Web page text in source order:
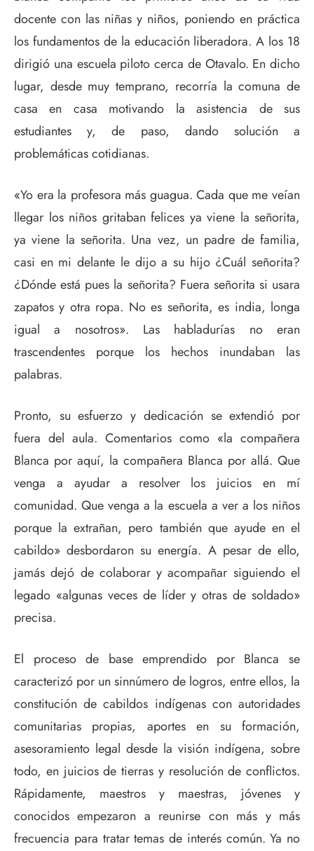
docente con las niñas y niños, poniendo en práctica
los fundamentos de la educación liberadora. A los 18
dirigió una escuela piloto cerca de Otavalo. En dicho
lugar, desde muy temprano, recorría la comuna de
casa en casa motivando la asistencia de sus
estudiantes y, de paso, dando solución a
problemáticas cotidianas.
«Yo era la profesora más guagua. Cada que me veían
llegar los niños gritaban felices ya viene la señorita,
ya viene la señorita. Una vez, un padre de familia,
casi en mi delante le dijo a su hijo ¿Cuál señorita?
¿Dónde está pues la señorita? Fuera señorita si usara
zapatos y otra ropa. No es señorita, es india, longa
igual a nosotros». Las habladurías no eran
trascendentes porque los hechos inundaban las
palabras.
Pronto, su esfuerzo y dedicación se extendió por
fuera del aula. Comentarios como «la compañera
Blanca por aquí, la compañera Blanca por allá. Que
venga a ayudar a resolver los juicios en mí
comunidad. Que venga a la escuela a ver a los niños
porque la extrañan, pero también que ayude en el
cabildo» desbordaron su energía. A pesar de ello,
jamás dejó de colaborar y acompañar siguiendo el
legado «algunas veces de líder y otras de soldado»
precisa.
El proceso de base emprendido por Blanca se
caracterizó por un sinnúmero de logros, entre ellos, la
constitución de cabildos indígenas con autoridades
comunitarias propias, aportes en su formación,
asesoramiento legal desde la visión indígena, sobre
todo, en juicios de tierras y resolución de conflictos.
Rápidamente, maestros y maestras, jóvenes y
conocidos empezaron a reunirse con más y más
frecuencia para tratar temas de interés común. Ya no